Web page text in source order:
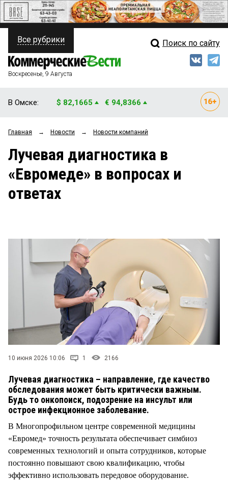
ПОЛИТИКА
ФИНАНСЫ
ОБЩЕСТВО
ЗАКОН
НОВОСТИ КОМПАНИЙ
Свежий выпуск
Мнения
Рейтинги
Блоги
Все рубрики Поиск по сайту
Воскресенье, 9 Августа
В Омске: $ 82,1665 € 94,8366
Главная → Новости → Новости компаний
Лучевая диагностика в
«Евромеде» в вопросах и
ответах
10 июня 2026 10:06 1 2166
Лучевая диагностика – направление, где качество
обследования может быть критически важным.
Будь то онкопоиск, подозрение на инсульт или
острое инфекционное заболевание.
В Многопрофильном центре современной медицины
«Евромед» точность результата обеспечивает симбиоз
современных технологий и опыта сотрудников, которые
постоянно повышают свою квалификацию, чтобы
эффективно использовать передовое оборудование.